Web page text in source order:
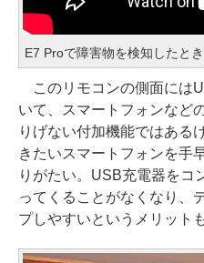
E7 Proで障害物を検知したと
このリモコンの側面には
いて、スマートフォンなど
りげない付加機能ではある
きたいスマートフォンを手
りがたい。USB充電器をコ
ってくることがなくなり、
プしやすいというメリット